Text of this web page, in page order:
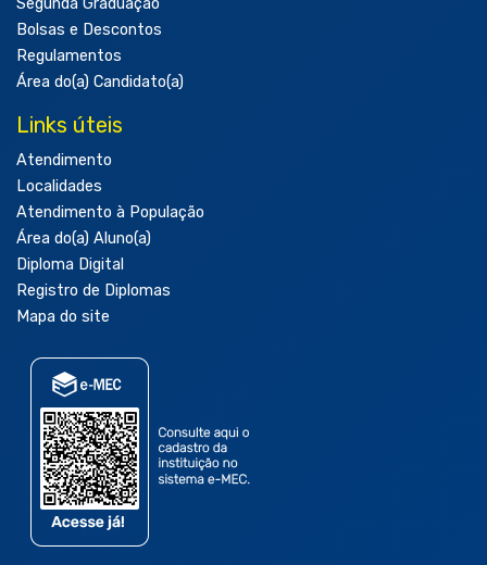
Bolsas e Descontos
Regulamentos
Área do(a) Candidato(a)
Links úteis
Atendimento
Localidades
Atendimento à População
Área do(a) Aluno(a)
Diploma Digital
Registro de Diplomas
Mapa do site